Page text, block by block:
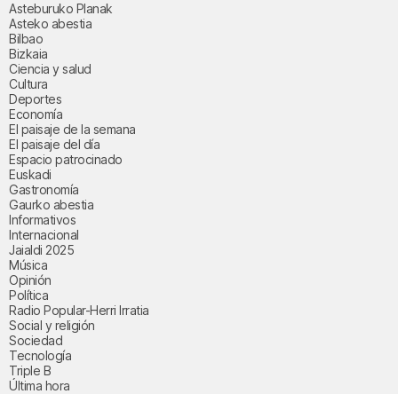
Asteburuko Planak
Asteko abestia
Bilbao
Bizkaia
Ciencia y salud
Cultura
Deportes
Economía
El paisaje de la semana
El paisaje del día
Espacio patrocinado
Euskadi
Gastronomía
Gaurko abestia
Informativos
Internacional
Jaialdi 2025
Música
Opinión
Política
Radio Popular-Herri Irratia
Social y religión
Sociedad
Tecnología
Triple B
Última hora